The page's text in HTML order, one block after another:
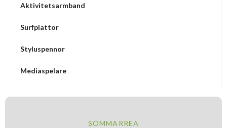
Aktivitetsarmband
Surfplattor
Styluspennor
Mediaspelare
SOMMARREA